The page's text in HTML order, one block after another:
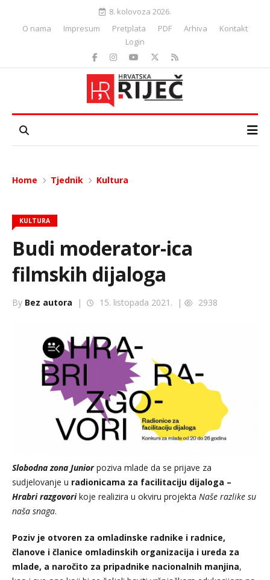
8. kolovoza 2026.
O nama
Impresum Pretplata PDF Arhiva
Kontakt
Login
Home Tjednik Kultura
KULTURA
Budi moderator-ica
filmskih dijaloga
By Bez autora | 15. listopada 2021. | 2938
Slobodna zona Juniorpoziva mlade da se prijave za
sudjelovanje u radionicama za facilitaciju dijaloga –
Hrabri razgovorikoje realizira u okviru projekta Naše razlike su
naša snaga.
Poziv je otvoren za omladinske radnike i radnice,
članove i članice omladinskih organizacija i ureda za
mlade, a naročito za pripadnike nacionalnih manjina,